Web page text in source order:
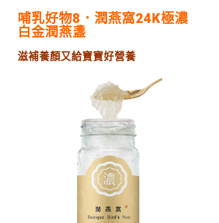
哺乳好物8． 潤燕窩24K極濃
白金潤燕盞
滋補養顏又給寶寶好營養